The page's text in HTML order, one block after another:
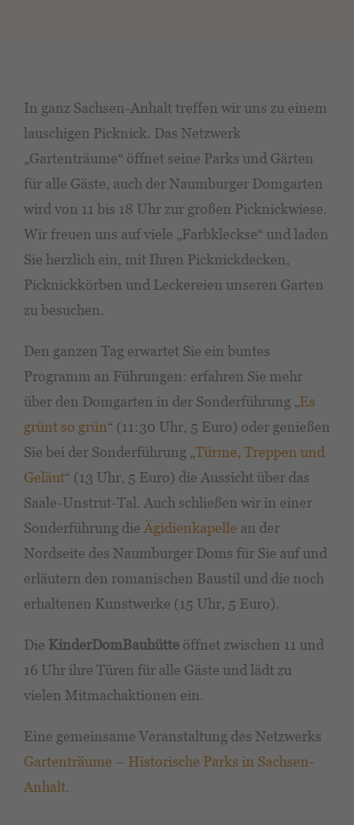
In ganz Sachsen-Anhalt treffen wir uns zu einem
lauschigen Picknick. Das Netzwerk
„Gartenträume“ öffnet seine Parks und Gärten
für alle Gäste, auch der Naumburger Domgarten
wird von 11 bis 18 Uhr zur großen Picknickwiese.
Wir freuen uns auf viele „Farbkleckse“ und laden
Sie herzlich ein, mit Ihren Picknickdecken,
Picknickkörben und Leckereien unseren Garten
zu besuchen.
Den ganzen Tag erwartet Sie ein buntes
Programm an Führungen: erfahren Sie mehr
über den Domgarten in der Sonderführung „Es
grünt so grün“ (11:30 Uhr, 5 Euro) oder genießen
Sie bei der Sonderführung „Türme, Treppen und
Geläut“ (13 Uhr, 5 Euro) die Aussicht über das
Saale-Unstrut-Tal. Auch schließen wir in einer
Sonderführung dieÄgidienkapelle an der
Nordseite des Naumburger Doms für Sie auf und
erläutern den romanischen Baustil und die noch
erhaltenen Kunstwerke (15 Uhr, 5 Euro).
Die KinderDomBauhütte öffnet zwischen 11 und
16 Uhr ihre Türen für alle Gäste und lädt zu
vielen Mitmachaktionen ein.
Eine gemeinsame Veranstaltung des Netzwerks
Gartenträume – Historische Parks in Sachsen-
Anhalt.